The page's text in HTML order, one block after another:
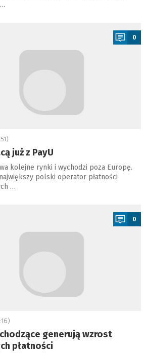
0
już z PayU
kolejne rynki i wychodzi poza Europę.
polski operator płatności
…
0
generują wzrost
płatności